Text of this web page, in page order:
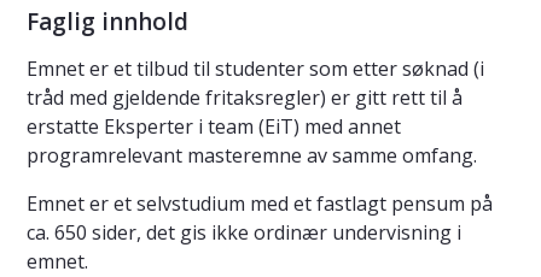
Faglig innhold
Emnet er et tilbud til studenter som etter søknad (i
tråd med gjeldende fritaksregler) er gitt rett til å
erstatte Eksperter i team (EiT) med annet
programrelevant masteremne av samme omfang.
Emnet er et selvstudium med et fastlagt pensum på
ca. 650 sider, det gis ikke ordinær undervisning i
emnet.